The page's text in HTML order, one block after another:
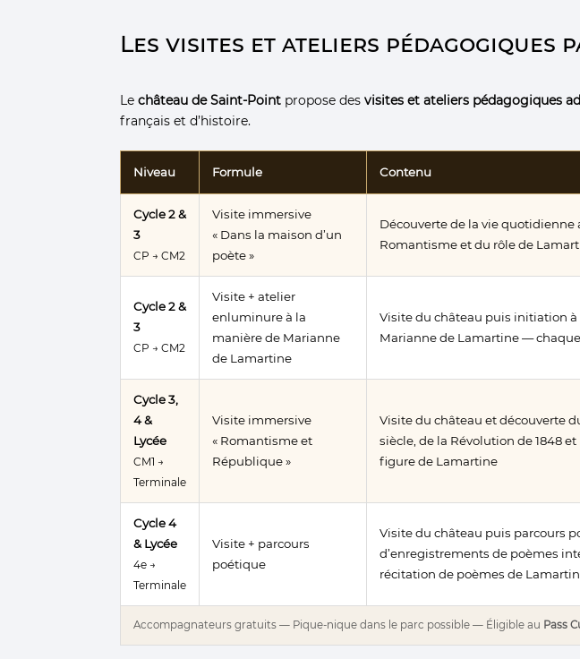
Les visites et ateliers pédagogiques
Lechâteau de Saint-Point propose desvisites et ateliers pédagogiques
français et d’histoire.
Niveau Formule Contenu
Cycle 2 &
3
CP → CM2
Visite immersive
« Dans la maison d’un
poète »
Découverte de la vie quotidienne
Romantisme et du rôle de
Cycle 2 &
3
CP → CM2
Visite + atelier
enluminure à la
manière de Marianne
de Lamartine
Visite du château puis initiation
Marianne de Lamartine —
Cycle 3,
4 &
Lycée
CM1 →
Terminale
Visite immersive
« Romantisme et
République »
Visite du château et découverte
siècle, de la Révolution de 1848
figure de Lamartine
Cycle 4
& Lycée
4e →
Terminale
Visite + parcours
poétique
Visite du château puis parcours
d’enregistrements de poèmes
récitation de poèmes de
Accompagnateurs gratuits — Pique-nique dans le parc possible — Éligible au Pass